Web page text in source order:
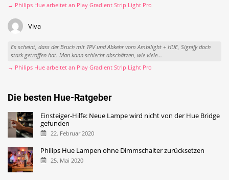
→ Philips Hue arbeitet an Play Gradient Strip Light Pro
Viva
Es scheint, dass der Bruch mit TPV und Abkehr vom Ambilight + HUE, Signify doch
stark getroffen hat. Man kann schlecht abschätzen, wie viele...
→ Philips Hue arbeitet an Play Gradient Strip Light Pro
Die besten Hue-Ratgeber
Einsteiger-Hilfe: Neue Lampe wird nicht von der Hue Bridge
gefunden
22. Februar 2020
Philips Hue Lampen ohne Dimmschalter zurücksetzen
25. Mai 2020